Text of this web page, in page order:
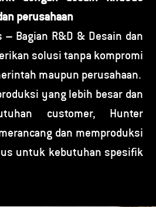
perusahaan
Bagian R&D & Desain dan
solusi tanpa kompromi
maupun perusahaan.
yang lebih besar dan
customer, Hunter
dan memproduksi
untuk kebutuhan spesifik